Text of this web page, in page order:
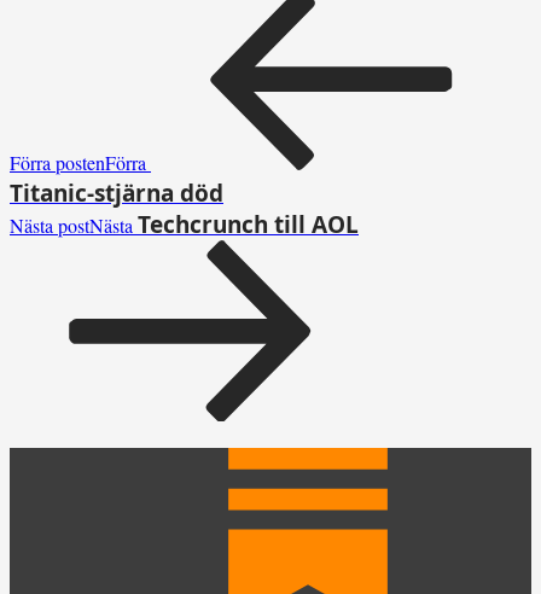
Förra postenFörra
Titanic-stjärna död
Nästa postNästa Techcrunch till AOL